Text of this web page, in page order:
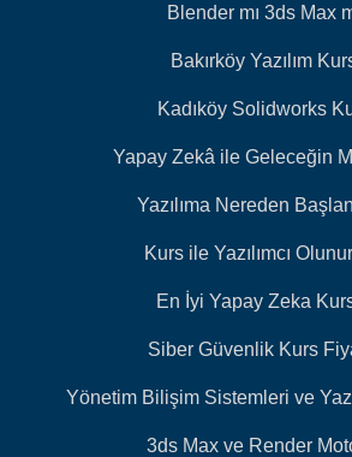
Blender mı 3ds Max
Bakırköy Yazılım
Kadıköy Solidworks
Yapay Zekâ ile Geleceğin
Yazılıma Nereden
Kurs ile Yazılımcı
En İyi Yapay Zeka
Siber Güvenlik Kurs
Yönetim Bilişim Sistemleri ve
3ds Max ve Render